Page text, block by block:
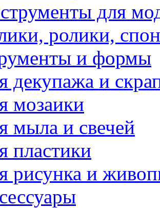
для
ролики,
и формы
декупажа и
мозаики
мыла и свечей
пластики
рисунка и